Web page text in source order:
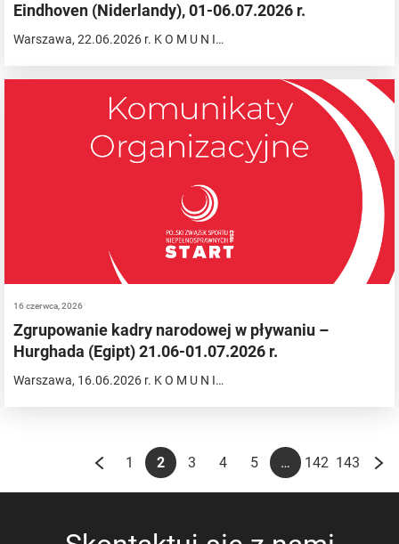
Eindhoven (Niderlandy), 01-06.07.2026 r.
Warszawa, 22.06.2026 r. K O M U N I…
16 czerwca, 2026
Zgrupowanie kadry narodowej w pływaniu –
Hurghada (Egipt) 21.06-01.07.2026 r.
Warszawa, 16.06.2026 r. K O M U N I…
1 2 3 4 5 … 142 143